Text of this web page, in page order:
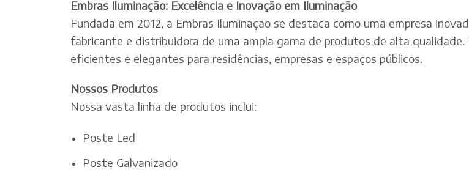
Embras Iluminação: Excelência e Inovação em Iluminação
Fundada em 2012, a Embras Iluminação se destaca como uma empresa
fabricante e distribuidora de uma ampla gama de produtos de alta qualidade.
eficientes e elegantes para residências, empresas e espaços públicos.
Nossos Produtos
Nossa vasta linha de produtos inclui:
Poste Led
Poste Galvanizado